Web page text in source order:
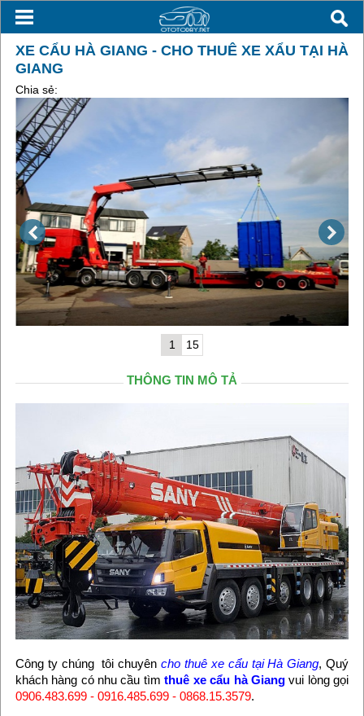
XE CẨU HÀ GIANG - CHO THUÊ XE XẨU TẠI HÀ
GIANG
Chia sẻ:
1 15
THÔNG TIN MÔ TẢ
Công ty chúng tôi chuyêncho thuê xe cẩu tại Hà Giang, Quý
khách hàng có nhu cầu tìmthuê xe cẩu hà Giangvui lòng gọi
0906.483.699 - 0916.485.699 - 0868.15.3579.